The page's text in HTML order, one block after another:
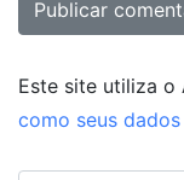
Este site utiliza o
como seus